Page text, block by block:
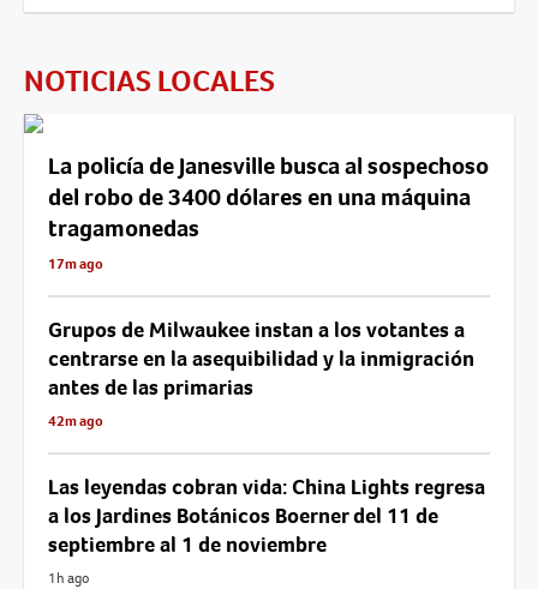
NOTICIAS LOCALES
La policía de Janesville busca al sospechoso
del robo de 3400 dólares en una máquina
tragamonedas
17m ago
Grupos de Milwaukee instan a los votantes a
centrarse en la asequibilidad y la inmigración
antes de las primarias
42m ago
Las leyendas cobran vida: China Lights regresa
a los Jardines Botánicos Boerner del 11 de
septiembre al 1 de noviembre
1h ago